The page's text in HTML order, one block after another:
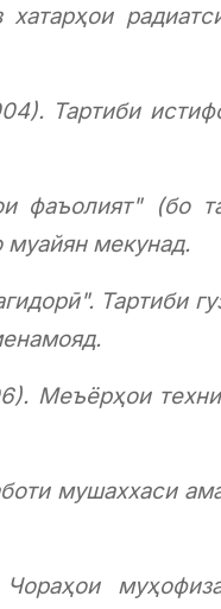
Тартиби
(бо
муайян мекунад.
Тартиби
Меъёрҳои
мушаххаси